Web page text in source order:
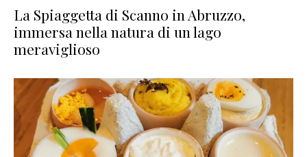
La Spiaggetta di Scanno in Abruzzo,
immersa nella natura di un lago
meraviglioso